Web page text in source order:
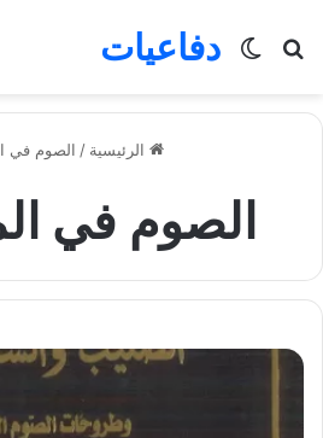
دفاعيات
بحث
الوضع
الرئيسية / الصوم في
الصوم في